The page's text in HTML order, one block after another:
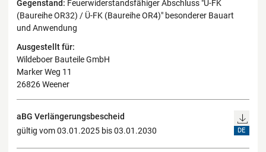
Gegenstand: Feuerwiderstandsfähiger Abschluss "Ü-FK
(Baureihe OR32) / Ü-FK (Baureihe OR4)" besonderer Bauart
und Anwendung
Ausgestellt für:
Wildeboer Bauteile GmbH
Marker Weg 11
26826 Weener
aBG Verlängerungsbescheid
gültig vom 03.01.2025 bis 03.01.2030
DE